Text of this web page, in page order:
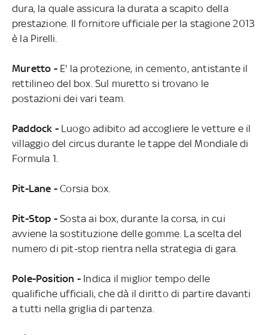
dura, la quale assicura la durata a scapito della
prestazione. Il fornitore ufficiale per la stagione 2013
è la Pirelli.
Muretto -E' la protezione, in cemento, antistante il
rettilineo del box. Sul muretto si trovano le
postazioni dei vari team.
Paddock -Luogo adibito ad accogliere le vetture e il
villaggio del circus durante le tappe del Mondiale di
Formula 1.
Pit-Lane -Corsia box.
Pit-Stop -Sosta ai box, durante la corsa, in cui
avviene la sostituzione delle gomme. La scelta del
numero di pit-stop rientra nella strategia di gara.
Pole-Position -Indica il miglior tempo delle
qualifiche ufficiali, che dà il diritto di partire davanti
a tutti nella griglia di partenza.